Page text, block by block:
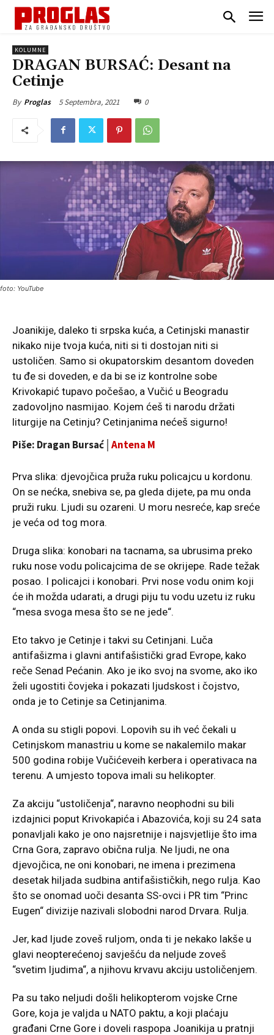
KOLUMNE
DRAGAN BURSAĆ: Desant na
Cetinje
By Proglas 5 Septembra, 2021 0
foto: YouTube
Joanikije, daleko ti srpska kuća, a Cetinjski manastir
nikako nije tvoja kuća, niti si ti dostojan niti si
ustoličen. Samo si okupatorskim desantom doveden
tu đe si doveden, e da bi se iz kontrolne sobe
Krivokapić tupavo počešao, a Vučić u Beogradu
zadovoljno nasmijao. Kojem ćeš ti narodu držati
liturgije na Cetinju? Cetinjanima nećeš sigurno!
Piše: Dragan Bursać│ Antena M
Prva slika: djevojčica pruža ruku policajcu u kordonu.
On se nećka, snebiva se, pa gleda dijete, pa mu onda
pruži ruku. Ljudi su ozareni. U moru nesreće, kap sreće
je veća od tog mora.
Druga slika: konobari na tacnama, sa ubrusima preko
ruku nose vodu policajcima de se okrijepe. Rade težak
posao. I policajci i konobari. Prvi nose vodu onim koji
će ih možda udarati, a drugi piju tu vodu uzetu iz ruku
“mesa svoga mesa što se ne jede“.
Eto takvo je Cetinje i takvi su Cetinjani. Luča
antifašizma i glavni antifašistički grad Evrope, kako
reče Senad Pećanin. Ako je iko svoj na svome, ako iko
želi ugostiti čovjeka i pokazati ljudskost i čojstvo,
onda je to Cetinje sa Cetinjanima.
A onda su stigli popovi. Lopovih su ih već čekali u
Cetinjskom manastriu u kome se nakalemilo makar
500 godina robije Vučićeveih kerbera i operativaca na
terenu. A umjesto topova imali su helikopter.
Za akciju “ustoličenja“, naravno neophodni su bili
izdajnici poput Krivokapića i Abazovića, koji su 24 sata
ponavljali kako je ono najsretnije i najsvjetlije što ima
Crna Gora, zapravo obična rulja. Ne ljudi, ne ona
djevojčica, ne oni konobari, ne imena i prezimena
desetak hiljada sudbina antifašističkih, nego rulja. Kao
što se onomad uoči desanta SS-ovci i PR tim “Princ
Eugen“ divizije nazivali slobodni narod Drvara. Rulja.
Jer, kad ljude zoveš ruljom, onda ti je nekako lakše u
glavi neopterećenoj savješću da neljude zoveš
“svetim ljudima“, a njihovu krvavu akciju ustoličenjem.
Pa su tako neljudi došli helikopterom vojske Crne
Gore, koja je valjda u NATO paktu, a koji plaćaju
građani Crne Gore i doveli raspopa Joanikija u pratnji